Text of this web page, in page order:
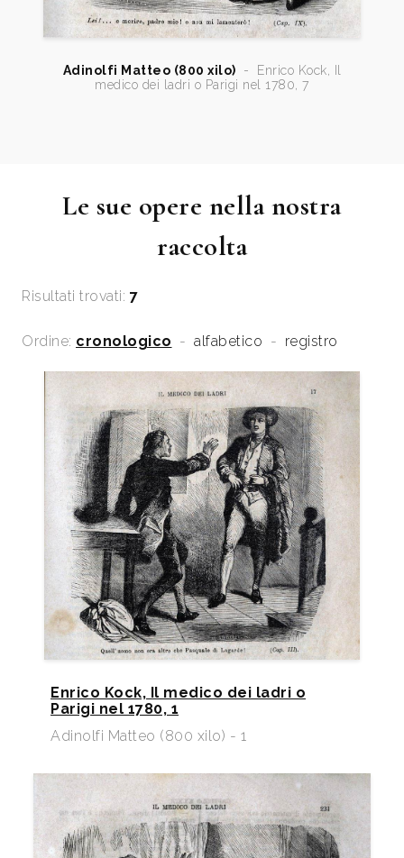
Adinolfi Matteo (800 xilo) -
Enrico Kock, Il
medico dei ladri o Parigi nel 1780, 7
Le sue opere nella nostra
raccolta
Risultati trovati: 7
Ordine: cronologico - alfabetico - registro
Enrico Kock, Il medico dei ladri o
Parigi nel 1780, 1
Adinolfi Matteo (800 xilo) - 1